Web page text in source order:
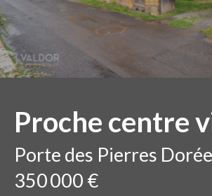
Proche centre
Porte des Pierres
350 000 €